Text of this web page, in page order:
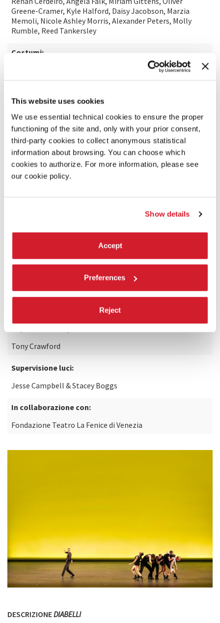
This website uses cookies
We use essential technical cookies to ensure the proper
functioning of the site and, only with your prior consent,
third-party cookies to collect anonymous statistical
information about browsing. You can choose which
cookies to authorize. For more information, please see
our cookie policy.
Show details
Accept
Preferences
Reject
Greene-Cramer, Kyle Halford, Daisy Jacobson, Marzia
Memoli, Nicole Ashley Morris, Alexander Peters, Molly
Rumble, Reed Tankersley
Costumi:
Commissione:
New York City Center, New York; John F. Kennedy Center for
the Performing Arts, Washington, D.C.; UCSB Arts &
Lectures, Santa Barbara
Con il supporto di:
Modlin Center for the Art- University of Richmond; Zell
Family Foundation; Maxine and Stuart Frankel Foundation
for Art; Julian Family Foundation Steph & Daniel Heffner
Associazione artistica:
Tony Crawford
Supervisione luci:
Jesse Campbell & Stacey Boggs
In collaborazione con:
Fondazione Teatro La Fenice di Venezia
DESCRIZIONEDIABELLI